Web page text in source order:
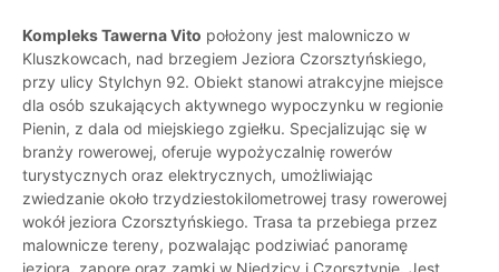
Kompleks Tawerna Vito położony jest malowniczo w
Kluszkowcach, nad brzegiem Jeziora Czorsztyńskiego,
przy ulicy Stylchyn 92. Obiekt stanowi atrakcyjne miejsce
dla osób szukających aktywnego wypoczynku w regionie
Pienin, z dala od miejskiego zgiełku. Specjalizując się w
branży rowerowej, oferuje wypożyczalnię rowerów
turystycznych oraz elektrycznych, umożliwiając
zwiedzanie około trzydziestokilometrowej trasy rowerowej
wokół jeziora Czorsztyńskiego. Trasa ta przebiega przez
malownicze tereny, pozwalając podziwiać panoramę
jeziora, zaporę oraz zamki w Niedzicy i Czorsztynie. Jest